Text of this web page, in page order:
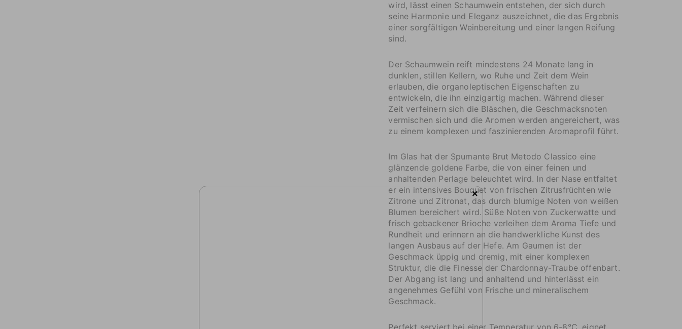
wird, lässt einen Schaumwein entstehen, der sich durch
seine Harmonie und Eleganz auszeichnet, die das Ergebnis
einer sorgfältigen Weinbereitung und einer langen Reifung
sind.
Der Schaumwein reift mindestens 24 Monate lang in
dunklen, stillen Kellern, wo Ruhe und Zeit dem Wein
erlauben, die organoleptischen Eigenschaften zu
entwickeln, die ihn einzigartig machen. Während dieser
Zeit verfeinern sich die Bläschen, die Geschmacksnoten
vermischen sich und die Aromen werden angereichert, was
zu einem komplexen und faszinierenden Aromaprofil führt.
Im Glas hat der Spumante Brut Metodo Classico eine
glänzende goldene Farbe, die von einer feinen und
anhaltenden Perlage beleuchtet wird. In der Nase entfaltet
er ein intensives Bouquet von frischen Zitrusfrüchten wie
Zitrone und Zitronat, das durch blumige Noten von weißen
Blumen bereichert wird. Süße Noten von Zuckerwatte und
frisch gebackener Brioche verleihen dem Aroma Tiefe und
Rundheit und erinnern an die handwerkliche Kunst des
langen Ausbaus auf der Hefe. Am Gaumen ist der
Geschmack üppig und cremig, mit einer komplexen
Struktur, die die Finesse der Chardonnay-Traube offenbart.
Der Abgang ist lang und anhaltend und hinterlässt ein
angenehmes Gefühl von Frische und mineralischem
Geschmack.
Perfekt serviert bei einer Temperatur von 6-8°C, eignet
×